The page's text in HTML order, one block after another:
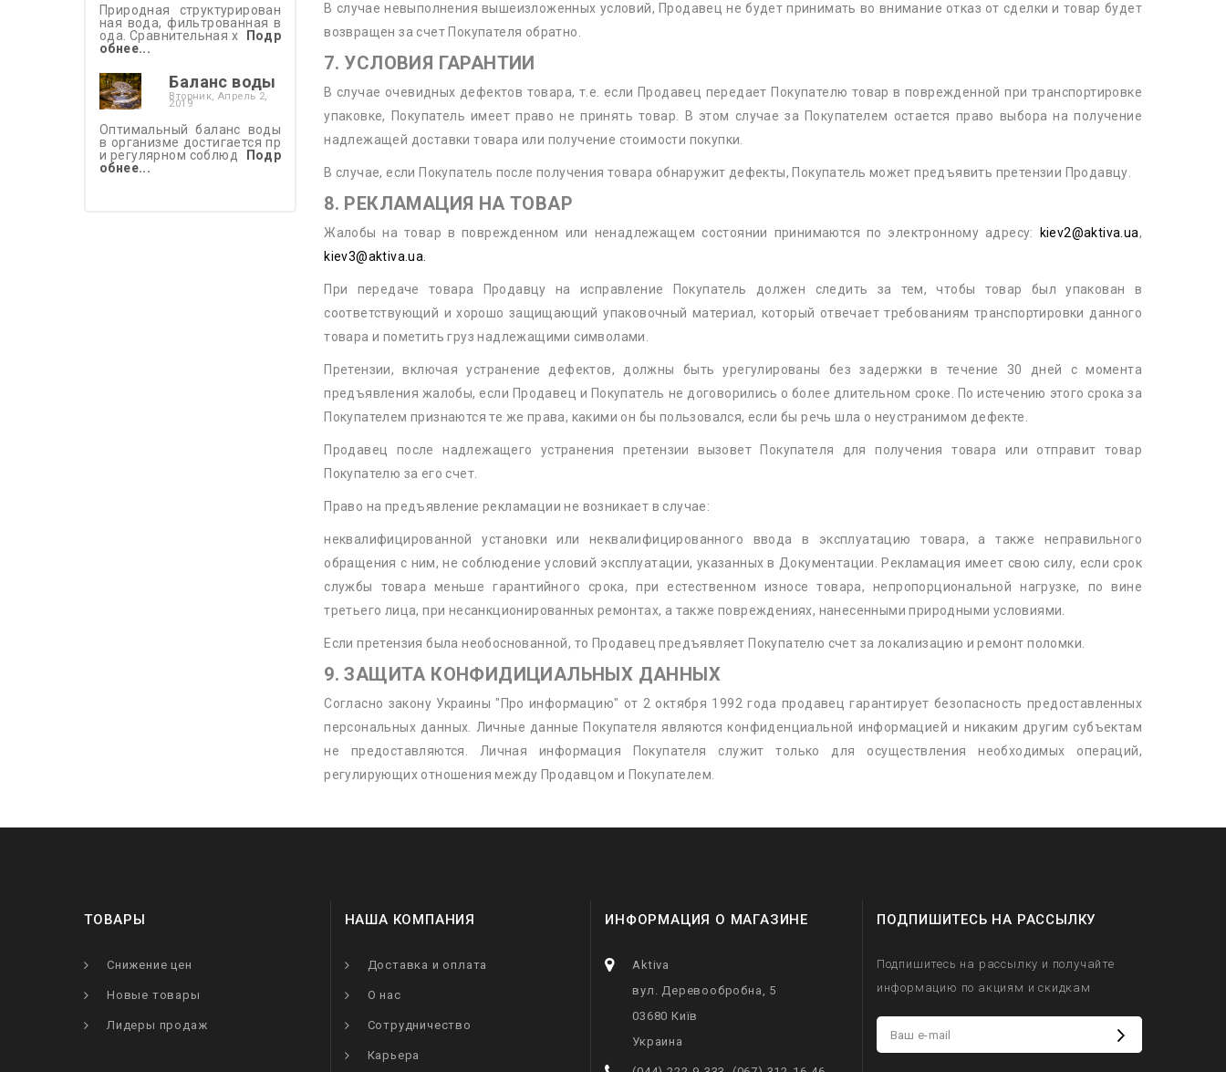
Природная структурирован
ная вода, фильтрованная в
ода. Сравнительная х
Подр
обнее...
Баланс воды
Вторник, Апрель 2,
2019
Оптимальный баланс воды
в организме достигается пр
и регулярном соблюд
Подр
обнее...
В случае невыполнения вышеизложенных условий, Продавец не будет принимать во внимание отказ от сделки и товар будет
возвращен за счет Покупателя обратно.
7. УСЛОВИЯ ГАРАНТИИ
В случае очевидных дефектов товара, т.е. если Продавец передает Покупателю товар в поврежденной при транспортировке
упаковке, Покупатель имеет право не принять товар. В этом случае за Покупателем остается право выбора на получение
надлежащей доставки товара или получение стоимости покупки.
В случае, если Покупатель после получения товара обнаружит дефекты, Покупатель может предъявить претензии Продавцу.
8. РЕКЛАМАЦИЯ НА ТОВАР
Жалобы на товар в поврежденном или ненадлежащем состоянии принимаются по электронному адресу: kiev2@aktiva.ua,
kiev3@aktiva.ua.
При передаче товара Продавцу на исправление Покупатель должен следить за тем, чтобы товар был упакован в
соответствующий и хорошо защищающий упаковочный материал, который отвечает требованиям транспортировки данного
товара и пометить груз надлежащими символами.
Претензии, включая устранение дефектов, должны быть урегулированы без задержки в течение 30 дней с момента
предъявления жалобы, если Продавец и Покупатель не договорились о более длительном сроке. По истечению этого срока за
Покупателем признаются те же права, какими он бы пользовался, если бы речь шла о неустранимом дефекте.
Продавец после надлежащего устранения претензии вызовет Покупателя для получения товара или отправит товар
Покупателю за его счет.
Право на предъявление рекламации не возникает в случае:
неквалифицированной установки или неквалифицированного ввода в эксплуатацию товара, а также неправильного
обращения с ним, не соблюдение условий эксплуатации, указанных в Документации. Рекламация имеет свою силу, если срок
службы товара меньше гарантийного срока, при естественном износе товара, непропорциональной нагрузке, по вине
третьего лица, при несанкционированных ремонтах, а также повреждениях, нанесенными природными условиями.
Если претензия была необоснованной, то Продавец предъявляет Покупателю счет за локализацию и ремонт поломки.
9. ЗАЩИТА КОНФИДИЦИАЛЬНЫХ ДАННЫХ
Согласно закону Украины "Про информацию" от 2 октября 1992 года продавец гарантирует безопасность предоставленных
персональных данных. Личные данные Покупателя являются конфиденциальной информацией и никаким другим субъектам
не предоставляются. Личная информация Покупателя служит только для осуществления необходимых операций,
регулирующих отношения между Продавцом и Покупателем.
ТОВАРЫ
Снижение цен
Новые товары
Лидеры продаж
НАША КОМПАНИЯ
Доставка и оплата
О нас
Сотрудничество
Карьера
ИНФОРМАЦИЯ О МАГАЗИНЕ
Aktiva
вул. Деревообробна, 5
03680 Київ
Украина
ПОДПИШИТЕСЬ НА РАССЫЛКУ
Подпишитесь на рассылку и получайте
информацию по акциям и скидкам